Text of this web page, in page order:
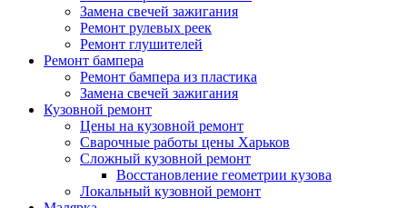
Замена свечей зажигания
Ремонт рулевых реек
Ремонт глушителей
Ремонт бампера
Ремонт бампера из пластика
Замена свечей зажигания
Кузовной ремонт
Цены на кузовной ремонт
Сварочные работы цены Харьков
Сложный кузовной ремонт
Восстановление геометрии кузова
Локальный кузовной ремонт